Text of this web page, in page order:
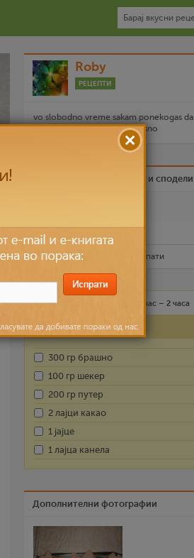
Roby
РЕЦЕПТИ
vo slobodno vreme sakam ponekogas da
prigotvam nesto ubavo i vkusno
Биди вистински пријател и сподели
Испечати го рецептот
Рецептот е прочитан пати
Лесно 1 час – 2 часа
Состојки
300 гр брашно
100 гр шекер
200 гр путер
2 лајци какао
1 јајце
1 лајца канела
Дополнителни фотографии